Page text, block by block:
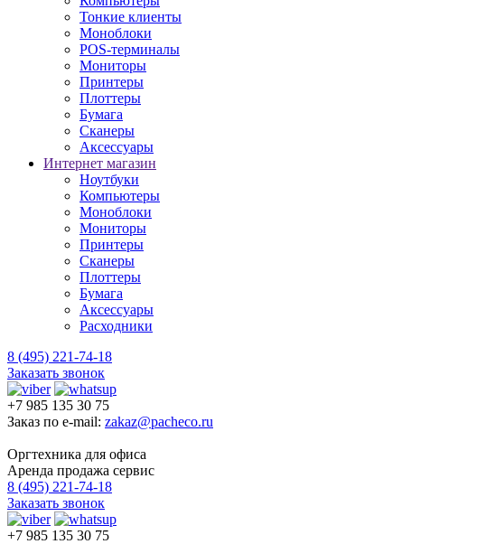
Тонкие клиенты
Моноблоки
POS-терминалы
Мониторы
Принтеры
Плоттеры
Бумага
Сканеры
Аксессуары
Интернет магазин
Ноутбуки
Компьютеры
Моноблоки
Мониторы
Принтеры
Сканеры
Плоттеры
Бумага
Аксессуары
Расходники
8 (495) 221-74-18
Заказать звонок
+7 985 135 30 75
Заказ по e-mail: zakaz@pacheco.ru
Оргтехника для офиса
Аренда продажа сервис
8 (495) 221-74-18
Заказать звонок
+7 985 135 30 75